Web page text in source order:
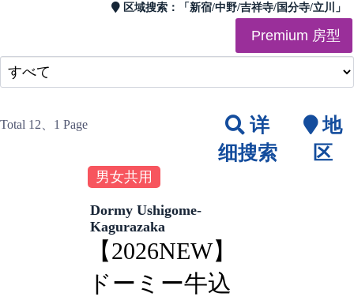
区域搜索： 「新宿/中野/吉祥寺/国分寺/立川」
Premium 房型
Total 12、1 Page
详
细搜索
地
区
男女共用
Dormy Ushigome-
Kagurazaka
【2026NEW】
ドーミー牛込